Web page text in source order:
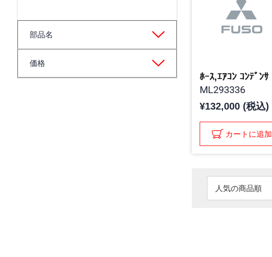
部品名
価格
ﾎｰｽ,ｴｱｺﾝ ｺﾝﾃﾞﾝｻ
ML293336
¥132,000 (税込)
カートに追加
人気の商品順